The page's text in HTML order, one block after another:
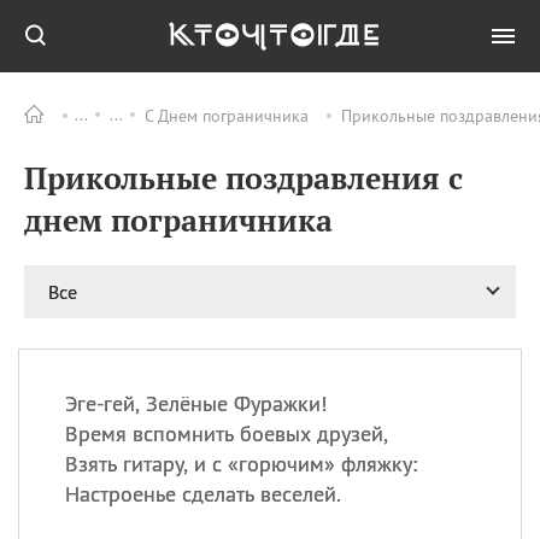
С Днем пограничника Прикольные
Прикольные поздравления с
днем пограничника
Все
Эге-гей, Зелёные Фуражки!
Время вспомнить боевых друзей,
Взять гитару, и с «горючим» фляжку:
Настроенье сделать веселей.
ПРАЗДНИКИ Все
11.08 Рождество святителя
Николая Чудотворца
11.08 День «мусорной еды»
праздник
12.08 День
Военно‑воздушных сил
(День ВВС) РФ